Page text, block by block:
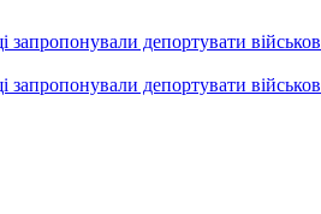
депортувати
депортувати